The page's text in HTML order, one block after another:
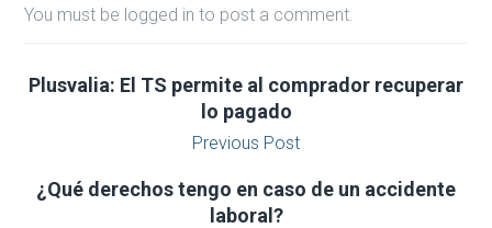
You must be logged in to post a comment.
Plusvalia: El TS permite al comprador recuperar
lo pagado
Previous Post
¿Qué derechos tengo en caso de un accidente
laboral?